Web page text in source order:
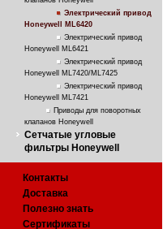
Электрический привод
Honeywell ML6420
Электрический привод
Honeywell ML6421
Электрический привод
Honeywell ML7420/ML7425
Электрический привод
Honeywell ML7421
Приводы для поворотных
клапанов Honeywell
Сетчатые угловые
фильтры Honeywell
Контакты
Доставка
Полезно знать
Сертификаты